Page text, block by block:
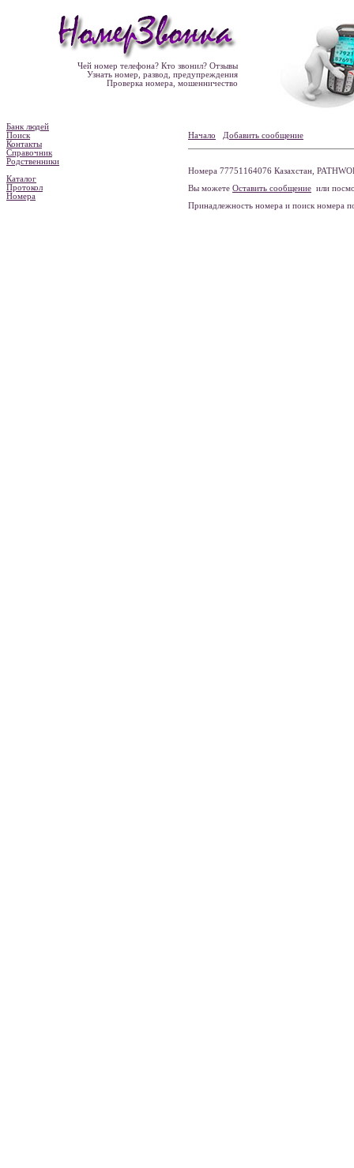
Чей номер телефона? Кто звонил? Отзывы
Узнать номер, развод, предупреждения
Проверка номера, мошенничество
Банк людей
Поиск
Контакты
Справочник
Родственники
Каталог
Протокол
Номера
Начало Добавить сообщение
Номера 77751164076 Казахстан,
Вы можете Оставить сообщение или
Принадлежность номера и поиск номера